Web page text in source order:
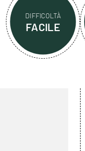
DIFFICOLTÀ
FACILE